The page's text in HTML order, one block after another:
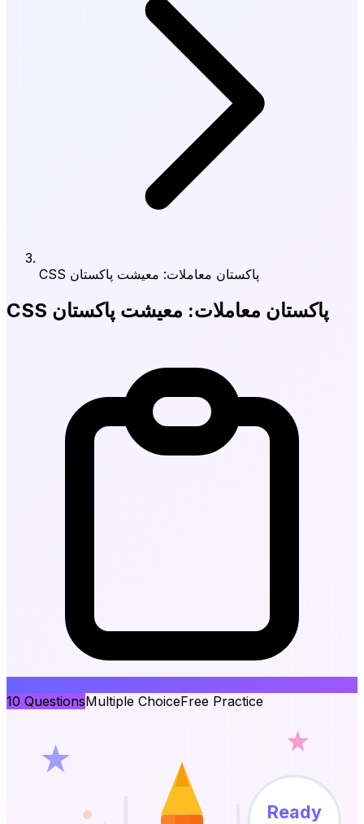
CSS پاکستان معاملات: معیشت پاکستان
CSS پاکستان معاملات: معیشت پاکستان
10 QuestionsMultiple ChoiceFree Practice
Ready